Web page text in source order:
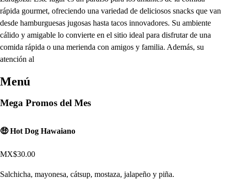
rápida gourmet, ofreciendo una variedad de deliciosos snacks que van
desde hamburguesas jugosas hasta tacos innovadores. Su ambiente
cálido y amigable lo convierte en el sitio ideal para disfrutar de una
comida rápida o una merienda con amigos y familia. Además, su
atención al
Menú
Mega Promos del Mes
🤑 Hot Dog Hawaiano
MX$30.00
Salchicha, mayonesa, cátsup, mostaza, jalapeño y piña.